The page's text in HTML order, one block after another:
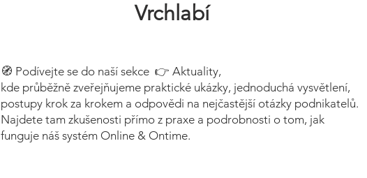
Vrchlabí
🧭 Podívejte se do naší sekce 👉 Aktuality,
kde průběžně zveřejňujeme praktické ukázky, jednoduchá vysvětlení,
postupy krok za krokem a odpovědi na nejčastější otázky podnikatelů.
Najdete tam zkušenosti přímo z praxe a podrobnosti o tom, jak
funguje náš systém Online & Ontime.